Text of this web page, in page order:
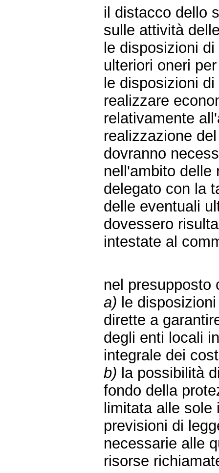
il distacco dello
sulle attività
le disposizioni
ulteriori oneri
le disposizioni
realizzare
relativamente
realizzazione
dovranno
nell'ambito delle
delegato con la
delle eventuali
dovessero
intestate al
nel presupposto
a) le
dirette a
degli enti locali
integrale dei
b) la possibilità
fondo della
limitata alle sole
previsioni di
necessarie alle
risorse